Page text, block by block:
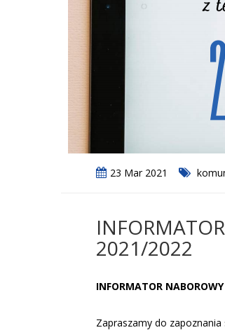
23 Mar 2021
2021/2022
INFORMATOR
Zapraszamy do